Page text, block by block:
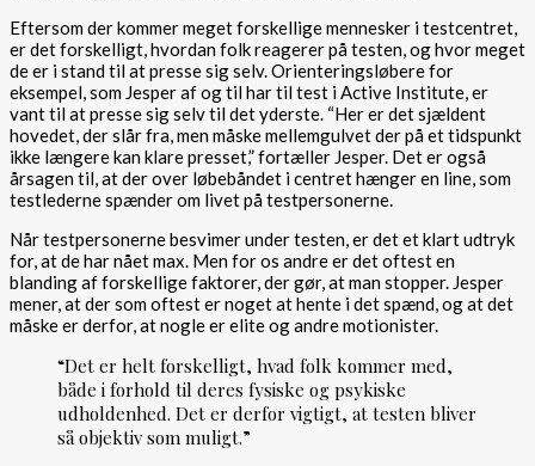
Eftersom der kommer meget forskellige mennesker i testcentret,
er det forskelligt, hvordan folk reagerer på testen, og hvor meget
de er i stand til at presse sig selv. Orienteringsløbere for
eksempel, som Jesper af og til har til test i Active Institute, er
vant til at presse sig selv til det yderste. “Her er det sjældent
hovedet, der slår fra, men måske mellemgulvet der på et tidspunkt
ikke længere kan klare presset,” fortæller Jesper. Det er også
årsagen til, at der over løbebåndet i centret hænger en line, som
testlederne spænder om livet på testpersonerne.
Når testpersonerne besvimer under testen, er det et klart udtryk
for, at de har nået max. Men for os andre er det oftest en
blanding af forskellige faktorer, der gør, at man stopper. Jesper
mener, at der som oftest er noget at hente i det spænd, og at det
måske er derfor, at nogle er elite og andre motionister.
“Det er helt forskelligt, hvad folk kommer med,
både i forhold til deres fysiske og psykiske
udholdenhed. Det er derfor vigtigt, at testen bliver
så objektiv som muligt.”